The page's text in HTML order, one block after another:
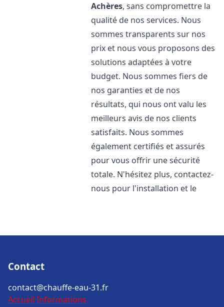
Achères, sans compromettre la
qualité de nos services. Nous
sommes transparents sur nos
prix et nous vous proposons des
solutions adaptées à votre
budget. Nous sommes fiers de
nos garanties et de nos
résultats, qui nous ont valu les
meilleurs avis de nos clients
satisfaits. Nous sommes
également certifiés et assurés
pour vous offrir une sécurité
totale. N'hésitez plus, contactez-
nous pour l'installation et le
Contact
contact@chauffe-eau-31.fr
Accueil Informations